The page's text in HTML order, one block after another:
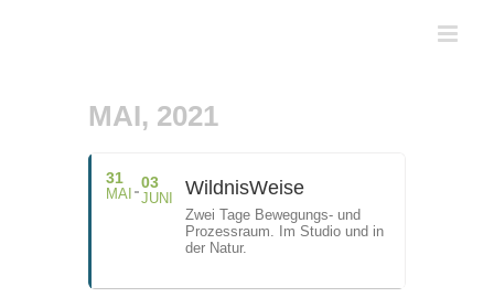
MAI, 2021
31
MAI
03
JUNI WildnisWeise
Zwei Tage Bewegungs- und
Prozessraum. Im Studio und in
der Natur.